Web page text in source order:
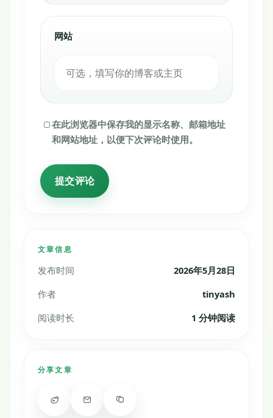
文章信息
发布时间
2026年5月28日
作者
tinyash
阅读时长
1 分钟阅读
分享文章
网站
在此浏览器中保存我的显示名称、邮箱地址
和网站地址，以便下次评论时使用。